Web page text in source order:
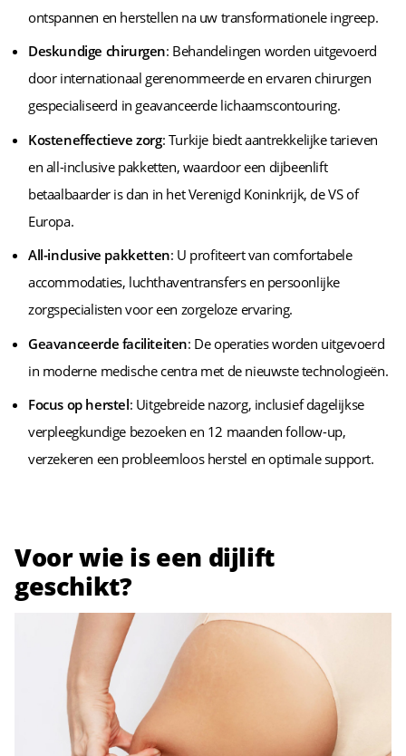
ontspannen en herstellen na uw transformationele ingreep.
Deskundige chirurgen: Behandelingen worden uitgevoerd
door internationaal gerenommeerde en ervaren chirurgen
gespecialiseerd in geavanceerde lichaamscontouring.
Kosteneffectieve zorg: Turkije biedt aantrekkelijke tarieven
en all-inclusive pakketten, waardoor een dijbeenlift
betaalbaarder is dan in het Verenigd Koninkrijk, de VS of
Europa.
All-inclusive pakketten: U profiteert van comfortabele
accommodaties, luchthaventransfers en persoonlijke
zorgspecialisten voor een zorgeloze ervaring.
Geavanceerde faciliteiten: De operaties worden uitgevoerd
in moderne medische centra met de nieuwste technologieën.
Focus op herstel: Uitgebreide nazorg, inclusief dagelijkse
verpleegkundige bezoeken en 12 maanden follow-up,
verzekeren een probleemloos herstel en optimale support.
Voor wie is een dijlift
geschikt?